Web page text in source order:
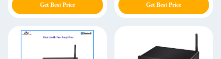
Get Best Price Get Best Price